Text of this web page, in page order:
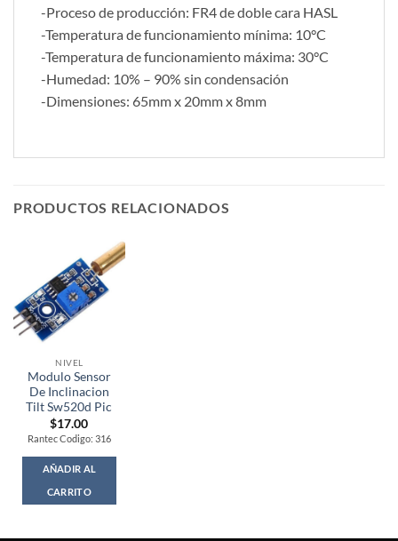
-Proceso de producción: FR4 de doble cara HASL
-Temperatura de funcionamiento mínima: 10°C
-Temperatura de funcionamiento máxima: 30°C
-Humedad: 10% – 90% sin condensación
-Dimensiones: 65mm x 20mm x 8mm
PRODUCTOS RELACIONADOS
NIVEL
Modulo Sensor
De Inclinacion
Tilt Sw520d Pic
$17.00
Rantec Codigo: 316
AÑADIR AL
CARRITO